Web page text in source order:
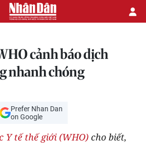
cảnh báo dịch
nhanh chóng
Prefer Nhan Dan
on Google
Y tế thế giới (WHO) cho biết,